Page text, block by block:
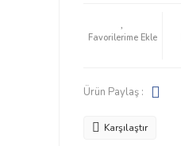
Ürün Paylaş :
Karşılaştır